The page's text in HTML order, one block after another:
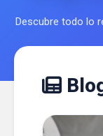
Descubre todo lo